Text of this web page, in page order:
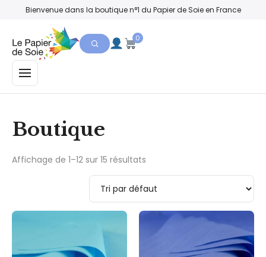
Bienvenue dans la boutique n°1 du Papier de Soie en France
MENU
0
Boutique
Affichage de 1–12 sur 15 résultats